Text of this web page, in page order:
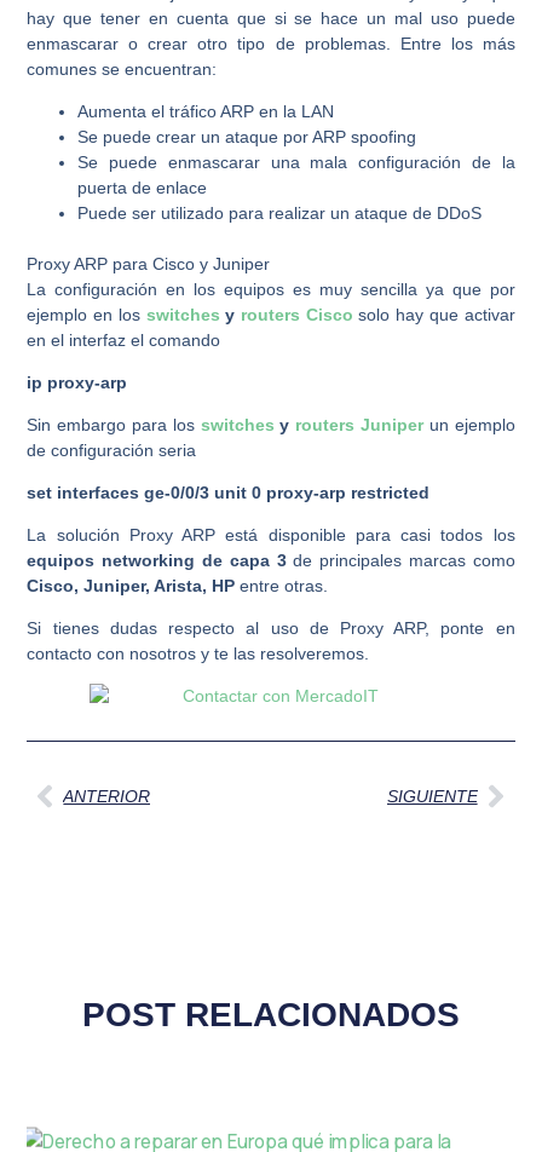
hay que tener en cuenta que si se hace un mal uso puede
enmascarar o crear otro tipo de problemas. Entre los más
comunes se encuentran:
Aumenta el tráfico ARP en la LAN
Se puede crear un ataque por ARP spoofing
Se puede enmascarar una mala configuración de la
puerta de enlace
Puede ser utilizado para realizar un ataque de DDoS
Proxy ARP para Cisco y Juniper
La configuración en los equipos es muy sencilla ya que por
ejemplo en los switches y routers Cisco solo hay que activar
en el interfaz el comando
ip proxy-arp
Sin embargo para los switches y routers Juniperun ejemplo
de configuración seria
set interfaces ge-0/0/3 unit 0 proxy-arp restricted
La solución Proxy ARP está disponible para casi todos los
equipos networking de capa 3de principales marcas como
Cisco, Juniper, Arista, HP entre otras.
Si tienes dudas respecto al uso de Proxy ARP, ponte en
contacto con nosotros y te las resolveremos.
Ant
ANTERIOR SIGUIENTE
POST RELACIONADOS